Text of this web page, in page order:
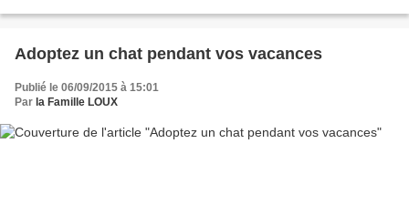
Adoptez un chat pendant vos vacances
Publié le 06/09/2015 à 15:01
Par la Famille LOUX